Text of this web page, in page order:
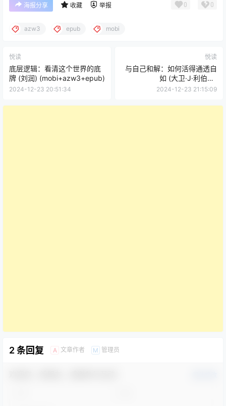
海报分享 收藏 举报 0 0
azw3 epub mobi
悦读
底层逻辑：看清这个世界的底
牌 (刘润) (mobi+azw3+epub)
2024-12-23 20:51:34
悦读
与自己和解：如何活得通透自
如 (大卫·J·利伯曼)
(mobi+azw3+epub)
2024-12-23 21:15:09
2 条回复 A 文章作者 M 管理员